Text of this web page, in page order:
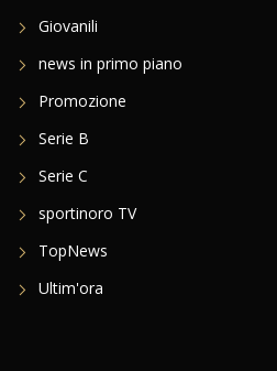
Giovanili
news in primo piano
Promozione
Serie B
Serie C
sportinoro TV
TopNews
Ultim'ora